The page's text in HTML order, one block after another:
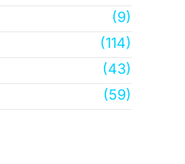
(9)
(114)
(43)
(59)